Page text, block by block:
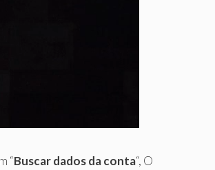
“Buscar dados da conta“, O